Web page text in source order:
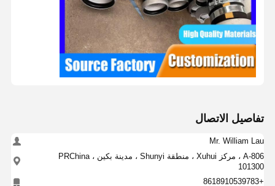
تفاصيل الاتصال
Mr. William Lau
A-806 ، مركز Xuhui ، منطقة Shunyi ، مدينة بكين ، PRChina
101300
+8618910539783